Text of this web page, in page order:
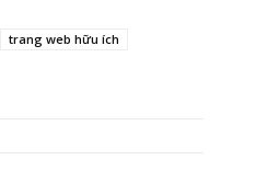
trang web hữu ích